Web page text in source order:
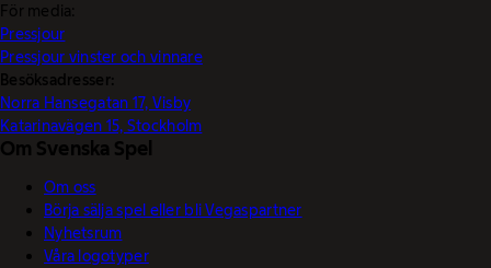
För media:
Pressjour
Pressjour vinster och vinnare
Besöksadresser:
Norra Hansegatan 17, Visby
Katarinavägen 15, Stockholm
Om Svenska Spel
Om oss
Börja sälja spel eller bli Vegaspartner
Nyhetsrum
Våra logotyper